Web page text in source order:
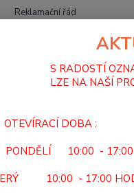
Reklamační řád
NA
S RADOSTÍ
LZE NA NAŠÍ
OTEVÍRACÍ
PONDĚLÍ 10:00 -
10:00 - 17:00